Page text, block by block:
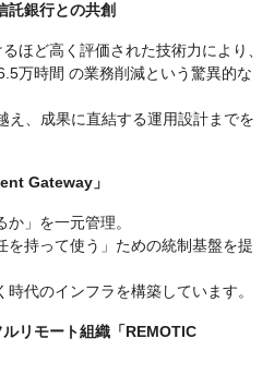
託銀行との共創
ほど高く評価された技術力により、
万時間 の業務削減という驚異的な
え、成果に直結する運用設計までを
Gateway」
か」を一元管理。
を持って使う」ための統制基盤を提
代のインフラを構築しています。
リモート組織「REMOTIC